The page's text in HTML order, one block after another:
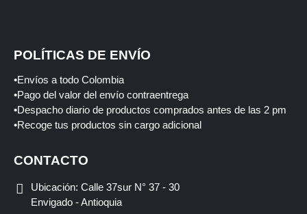
POLÍTICAS DE ENVÍO
•Envíos a todo Colombia
•Pago del valor del envío contraentrega
•Despacho diario de productos comprados antes de las 2 pm
•Recoge tus productos sin cargo adicional
CONTACTO
Ubicación: Calle 37sur N° 37 - 30
Envigado - Antioquia